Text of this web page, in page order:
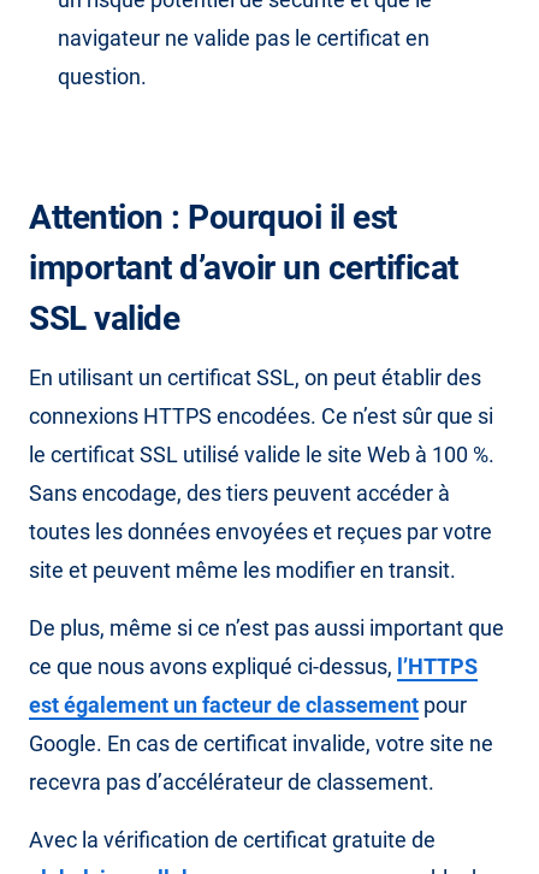
navigateur ne valide pas le certificat en
question.
Attention : Pourquoi il est
important d’avoir un certificat
SSL valide
En utilisant un certificat SSL, on peut établir des
connexions HTTPS encodées. Ce n’est sûr que si
le certificat SSL utilisé valide le site Web à 100 %.
Sans encodage, des tiers peuvent accéder à
toutes les données envoyées et reçues par votre
site et peuvent même les modifier en transit.
De plus, même si ce n’est pas aussi important que
ce que nous avons expliqué ci-dessus, l’HTTPS
est également un facteur de classement pour
Google. En cas de certificat invalide, votre site ne
recevra pas d’accélérateur de classement.
Avec la vérification de certificat gratuite de